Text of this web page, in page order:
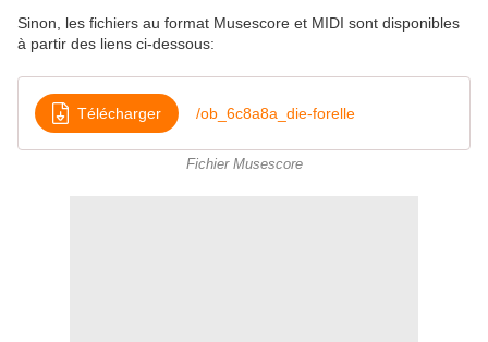
Sinon, les fichiers au format Musescore et MIDI sont disponibles
à partir des liens ci-dessous:
Télécharger /ob_6c8a8a_die-forelle
Fichier Musescore